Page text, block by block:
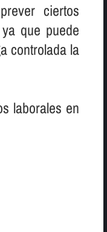
ciertos
que puede
controlada la
laborales en